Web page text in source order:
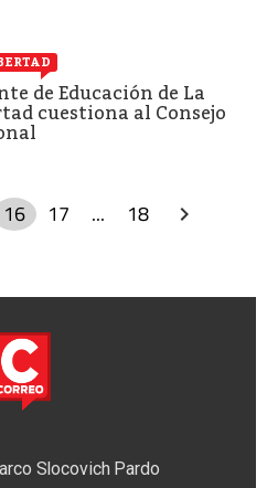
de Educación de La
cuestiona al Consejo
16 17 ... 18
Slocovich Pardo